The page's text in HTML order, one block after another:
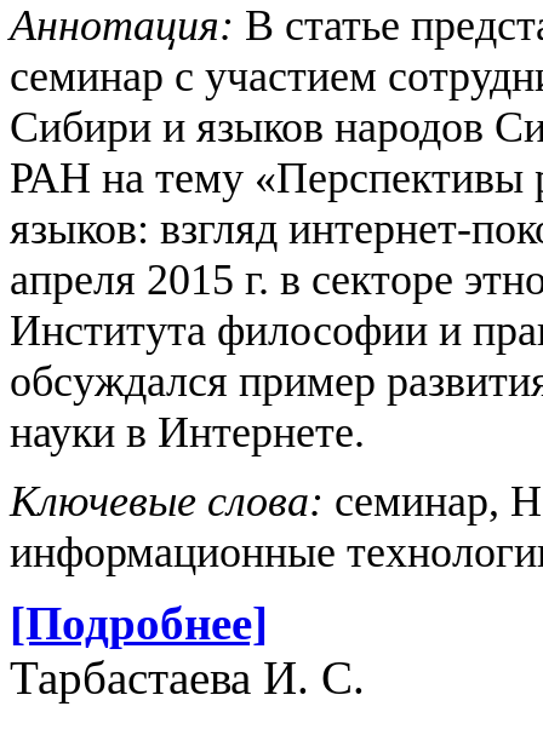
Аннотация: В статье
семинар с участием
Сибири и языков народов
РАН на тему «Перспективы
языков: взгляд интернет-
апреля 2015 г. в секторе
Института философии и
обсуждался пример
науки в Интернете.
Ключевые слова: семинар,
информационные
[Подробнее]
Тарбастаева И. С.